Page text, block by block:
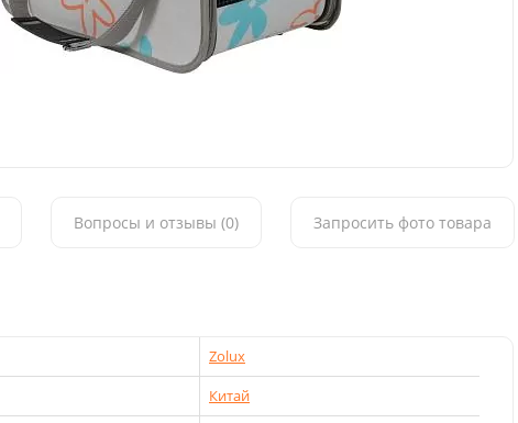
Вопросы и отзывы (0) Запросить фото товара
Zolux
Китай